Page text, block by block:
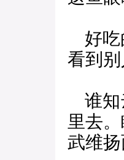
好吃
看到
谁知
里去
武维